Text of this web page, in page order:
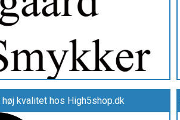
kvalitet hos High5shop.dk